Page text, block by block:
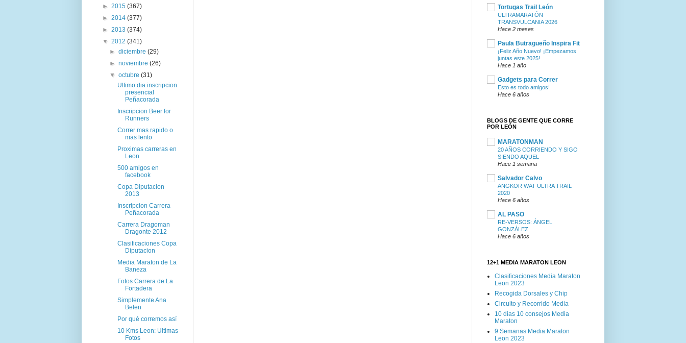
► 2015 (367)
► 2014 (377)
► 2013 (374)
▼ 2012 (341)
►diciembre(29)
►noviembre(26)
▼octubre(31)
Ultimo dia inscripcion
presencial
Peñacorada
Inscripcion Beer for
Runners
Correr mas rapido o
mas lento
Proximas carreras en
Leon
500 amigos en
facebook
Copa Diputacion
2013
Inscripcion Carrera
Peñacorada
Carrera Dragoman
Dragonte 2012
Clasificaciones Copa
Diputacion
Media Maraton de La
Baneza
Fotos Carrera de La
Fortadera
Simplemente Ana
Belen
Por qué corremos así
10 Kms Leon: Ultimas
Fotos
Tortugas Trail León
ULTRAMARATÓN
TRANSVULCANIA 2026
Hace 2 meses
Paula Butragueño Inspira Fit
¡Feliz Año Nuevo! ¡Empezamos
juntas este 2025!
Hace 1 año
Gadgets para Correr
Esto es todo amigos!
Hace 6 años
BLOGS DE GENTE QUE CORRE
POR LEÓN
MARATONMAN
20 AÑOS CORRIENDO Y SIGO
SIENDO AQUEL
Hace 1 semana
Salvador Calvo
ANGKOR WAT ULTRA TRAIL
2020
Hace 6 años
AL PASO
RE-VERSOS: ÁNGEL
GONZÁLEZ
Hace 6 años
12+1 MEDIA MARATON LEON
Clasificaciones Media Maraton
Leon 2023
Recogida Dorsales y Chip
Circuito y Recorrido Media
10 dias 10 consejos Media
Maraton
9 Semanas Media Maraton
Leon 2023